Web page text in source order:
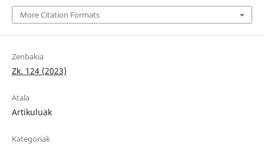
More Citation Formats
Zenbakia
Zk. 124 (2023)
Atala
Artikuluak
Kategoriak